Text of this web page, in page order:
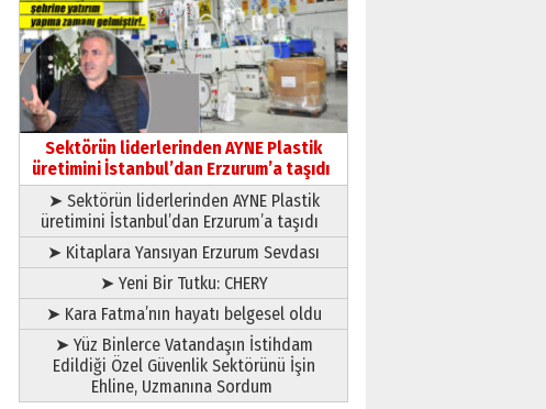
Murat Şahsuvaroğlu ERKON’da
çıtayı yukarı taşırken,
yönetimdekiler aşağı
çekmemeli!
17 Şubat 2026 SalıOrhan BOZKURT
Bir fotoğraf, bir şehir, bir
gazeteci… Dizginler kimin
elinde?
31 Mart 2026 Salı
A. Berhan Yılmaz
BİR BÖLÜM DEĞİL, BİR ÖMÜR
SEÇİYORSUNUZ… “NEDEN
ATATÜRK ÜNİVERSİTESİ?”
28 Temmuz 2026 Salı
Ahmet Gökhan YAZICI
Ahmed Yesevi’den bir
Alperen… ”Reisimiz” idi…
Hakka yürüdü.!
26 Mart 2026 Perşembe
Sektörün liderlerinden AYNE Plastik
üretimini İstanbul’dan Erzurum’a taşıdı
➤ Sektörün liderlerinden AYNE Plastik
üretimini İstanbul’dan Erzurum’a taşıdı
➤ Kitaplara Yansıyan Erzurum Sevdası
➤ Yeni Bir Tutku: CHERY
➤ Kara Fatma’nın hayatı belgesel oldu
➤ Yüz Binlerce Vatandaşın İstihdam
Edildiği Özel Güvenlik Sektörünü İşin
Ehline, Uzmanına Sordum